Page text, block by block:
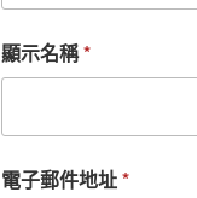
顯示名稱*
電子郵件地址*